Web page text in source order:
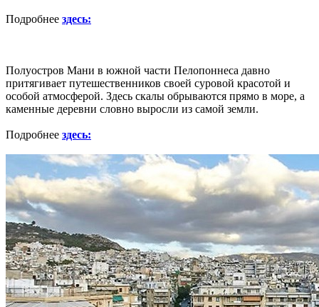
Подробнее здесь:
Полуостров Мани в южной части Пелопоннеса давно
притягивает путешественников своей суровой красотой и
особой атмосферой. Здесь скалы обрываются прямо в море, а
каменные деревни словно выросли из самой земли.
Подробнее здесь: